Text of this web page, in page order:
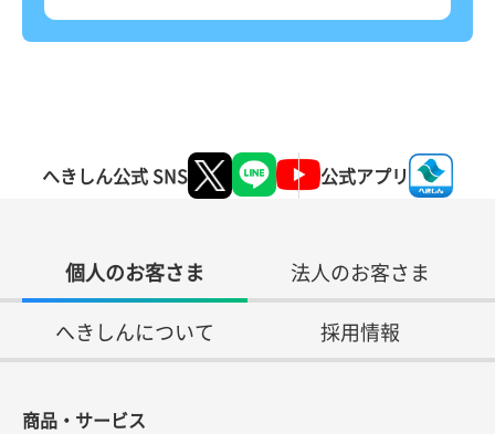
へきしん公式 SNS 公式アプリ
個人のお客さま
法人のお客さま
へきしんについて
採用情報
商品・サービス